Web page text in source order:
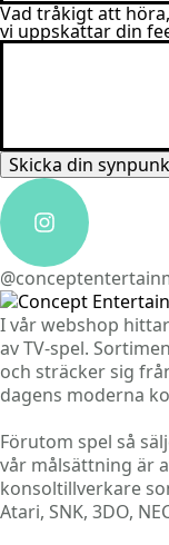
Vad tråkigt att
vi uppskattar din
Skicka din
I vår webshop
av TV-spel.
och sträcker sig
dagens moderna
Förutom spel så
vår målsättning är
konsoltillverkare
Atari, SNK, 3DO,